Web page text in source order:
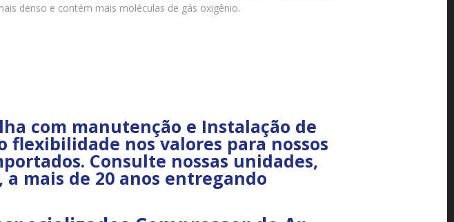
denso e contém mais moléculas de gás oxigênio.
com manutenção e Instalação de
flexibilidade nos valores para nossos
Consulte nossas unidades,
a mais de 20 anos entregando